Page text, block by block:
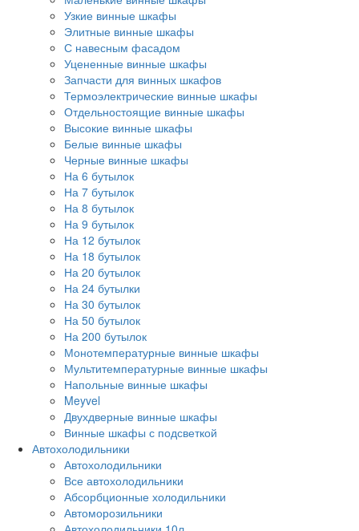
Узкие винные шкафы
Элитные винные шкафы
С навесным фасадом
Уцененные винные шкафы
Запчасти для винных шкафов
Термоэлектрические винные шкафы
Отдельностоящие винные шкафы
Высокие винные шкафы
Белые винные шкафы
Черные винные шкафы
На 6 бутылок
На 7 бутылок
На 8 бутылок
На 9 бутылок
На 12 бутылок
На 18 бутылок
На 20 бутылок
На 24 бутылки
На 30 бутылок
На 50 бутылок
На 200 бутылок
Монотемпературные винные шкафы
Мультитемпературные винные шкафы
Напольные винные шкафы
Meyvel
Двухдверные винные шкафы
Винные шкафы с подсветкой
Автохолодильники
Автохолодильники
Все автохолодильники
Абсорбционные холодильники
Автоморозильники